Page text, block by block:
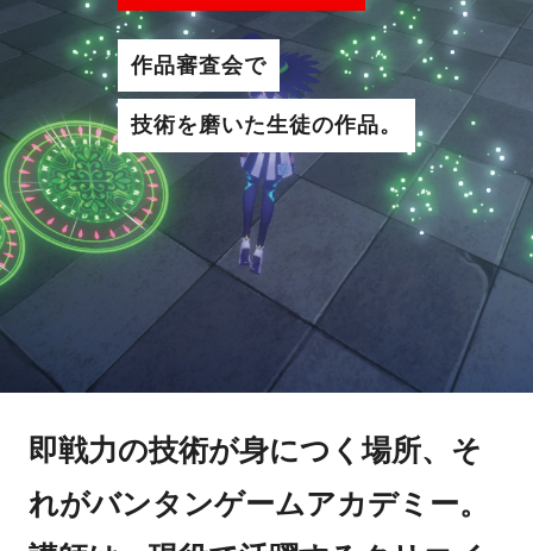
作品審査会で
技術を磨いた生徒の作品。
即戦力の技術が身につく場所、そ
れがバンタンゲームアカデミー。